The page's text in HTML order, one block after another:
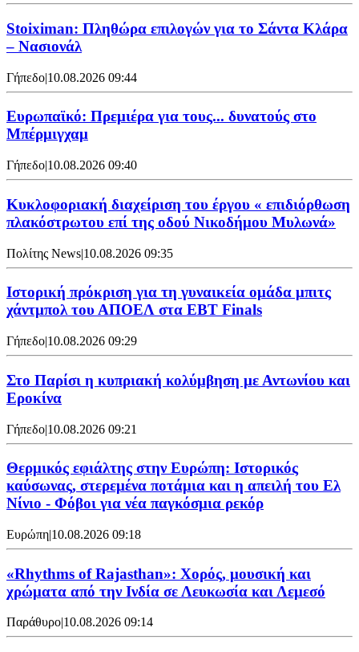
Stoiximan: Πληθώρα επιλογών για το Σάντα Κλάρα
– Νασιονάλ
Γήπεδο|10.08.2026 09:44
Ευρωπαϊκό: Πρεμιέρα για τους... δυνατούς στο
Μπέρμιγχαμ
Γήπεδο|10.08.2026 09:40
Κυκλοφοριακή διαχείριση του έργου « επιδιόρθωση
πλακόστρωτου επί της οδού Νικοδήμου Μυλωνά»
Πολίτης News|10.08.2026 09:35
Ιστορική πρόκριση για τη γυναικεία ομάδα μπιτς
χάντμπολ του ΑΠΟΕΛ στα EBT Finals
Γήπεδο|10.08.2026 09:29
Στο Παρίσι η κυπριακή κολύμβηση με Αντωνίου και
Εροκίνα
Γήπεδο|10.08.2026 09:21
Θερμικός εφιάλτης στην Ευρώπη: Ιστορικός
καύσωνας, στερεμένα ποτάμια και η απειλή του Ελ
Νίνιο - Φόβοι για νέα παγκόσμια ρεκόρ
Ευρώπη|10.08.2026 09:18
«Rhythms of Rajasthan»: Χορός, μουσική και
χρώματα από την Ινδία σε Λευκωσία και Λεμεσό
Παράθυρο|10.08.2026 09:14